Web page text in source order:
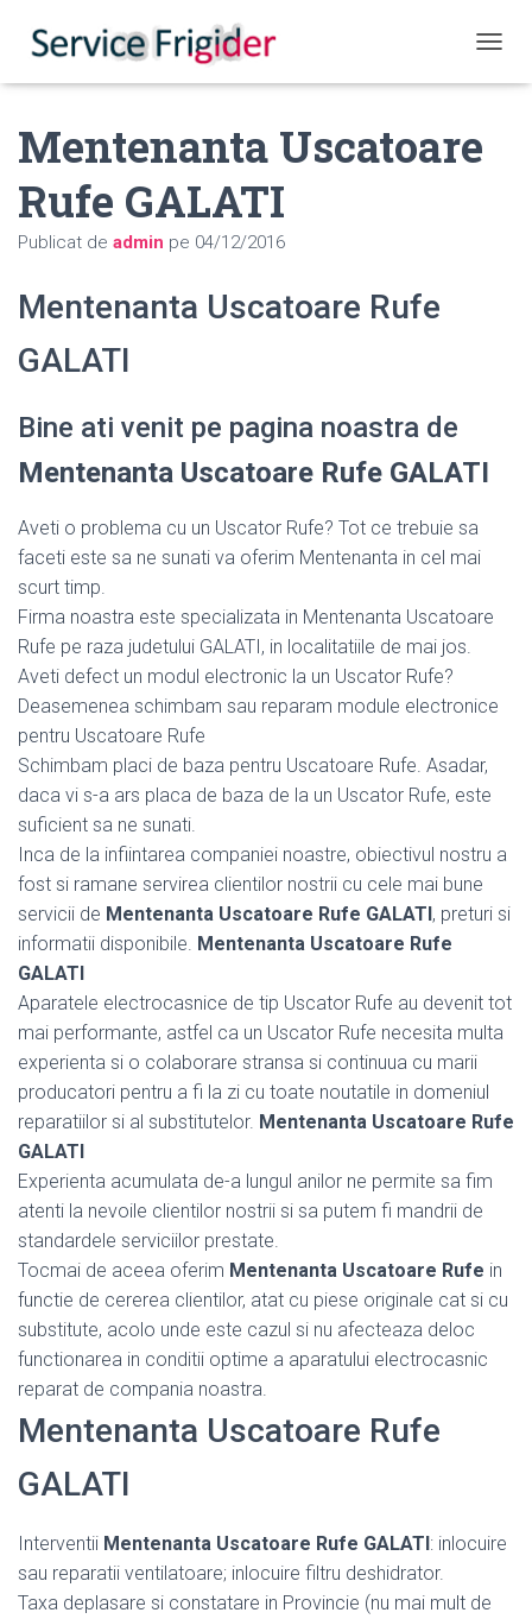
Mentenanta Uscatoare
Rufe GALATI
Publicat de admin pe 04/12/2016
Mentenanta Uscatoare Rufe
GALATI
Bine ati venit pe pagina noastra de
Mentenanta Uscatoare Rufe GALATI
Aveti o problema cu un Uscator Rufe? Tot ce trebuie sa
faceti este sa ne sunati va oferim Mentenanta in cel mai
scurt timp.
Firma noastra este specializata in Mentenanta Uscatoare
Rufe pe raza judetului GALATI, in localitatiile de mai jos.
Aveti defect un modul electronic la un Uscator Rufe?
Deasemenea schimbam sau reparam module electronice
pentru Uscatoare Rufe
Schimbam placi de baza pentru Uscatoare Rufe. Asadar,
daca vi s-a ars placa de baza de la un Uscator Rufe, este
suficient sa ne sunati.
Inca de la infiintarea companiei noastre, obiectivul nostru a
fost si ramane servirea clientilor nostrii cu cele mai bune
servicii de Mentenanta Uscatoare Rufe GALATI, preturi si
informatii disponibile. Mentenanta Uscatoare Rufe
GALATI
Aparatele electrocasnice de tip Uscator Rufe au devenit tot
mai performante, astfel ca un Uscator Rufe necesita multa
experienta si o colaborare stransa si continuua cu marii
producatori pentru a fi la zi cu toate noutatile in domeniul
reparatiilor si al substitutelor. Mentenanta Uscatoare Rufe
GALATI
Experienta acumulata de-a lungul anilor ne permite sa fim
atenti la nevoile clientilor nostrii si sa putem fi mandrii de
standardele serviciilor prestate.
Tocmai de aceea oferim Mentenanta Uscatoare Rufe in
functie de cererea clientilor, atat cu piese originale cat si cu
substitute, acolo unde este cazul si nu afecteaza deloc
functionarea in conditii optime a aparatului electrocasnic
reparat de compania noastra.
Mentenanta Uscatoare Rufe
GALATI
Interventii Mentenanta Uscatoare Rufe GALATI: inlocuire
sau reparatii ventilatoare; inlocuire filtru deshidrator.
Taxa deplasare si constatare in Provincie (nu mai mult de